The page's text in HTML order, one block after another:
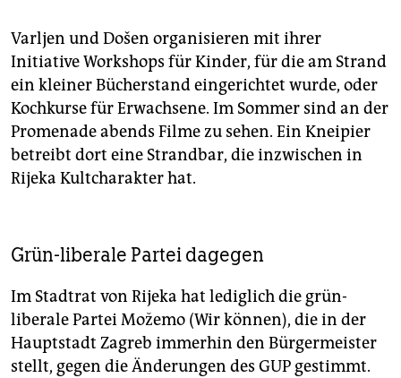
Varljen und Došen organisieren mit ihrer
Initiative Workshops für Kinder, für die am Strand
ein kleiner Bücherstand eingerichtet wurde, oder
Kochkurse für Erwachsene. Im Sommer sind an der
Promenade abends Filme zu sehen. Ein Kneipier
betreibt dort eine Strandbar, die inzwischen in
Rijeka Kultcharakter hat.
Grün-liberale Partei dagegen
Im Stadtrat von Rijeka hat lediglich die grün-
liberale Partei Možemo (Wir können), die in der
Hauptstadt Zagreb immerhin den Bürgermeister
stellt, gegen die Änderungen des GUP gestimmt.